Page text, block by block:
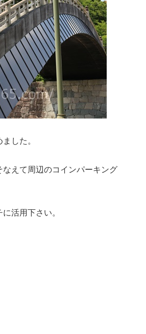
した。
えて周辺のコインパーキング
活用下さい。